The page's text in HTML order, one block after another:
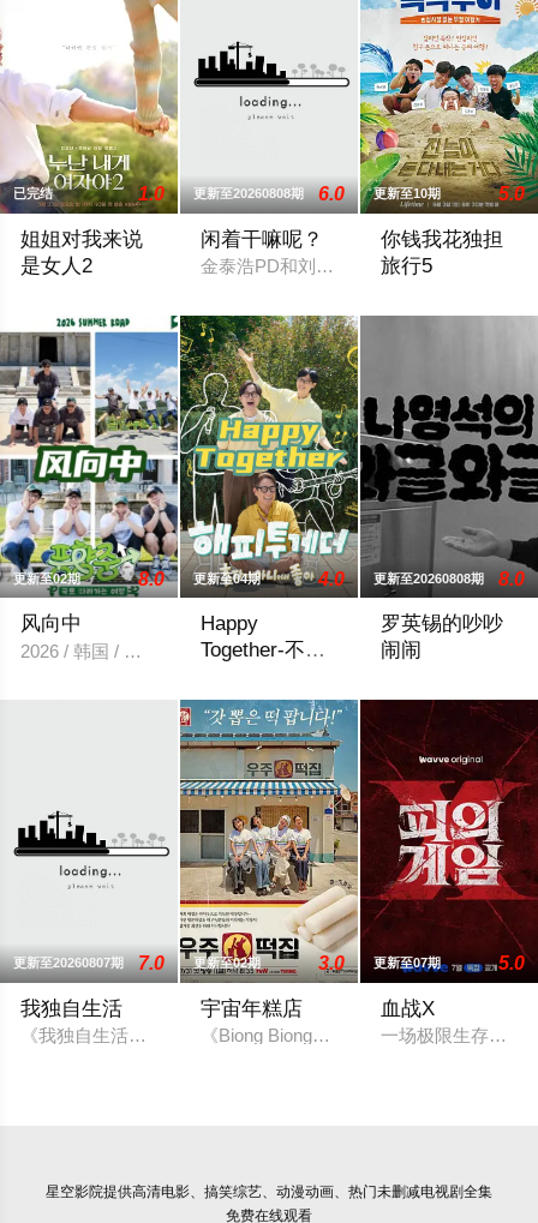
已完结 1.0
姐姐对我来说
是女人2
更新至20260808期 6.0
闲着干嘛呢？
金泰浩PD和刘在锡一起合作的MBC新综
更新至10期 5.0
你钱我花独担
旅行5
更新至02期 8.0
风向中
2026 / 韩国 / 刘在石,梁世灿
更新至04期 4.0
Happy
Together-不是
更新至20260808期 8.0
罗英锡的吵吵
闹闹
更新至20260807期 7.0
我独自生活
《我独自生活》是由韩国MBC电视台新年播放的特辑《男人的
更新至02期 3.0
宇宙年糕店
《Biong Biong地球游戏厅》衍生综艺
更新至07期 5.0
血战X
一场极限生存游戏
星空影院提供高清电影、搞笑综艺、动漫动画、热门未删减电视剧全集
免费在线观看